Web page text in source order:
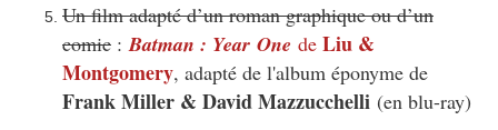
Un film adapté d’un roman graphique ou d’un
comic :Batman : Year One de Liu &
Montgomery, adapté de l'album éponyme de
Frank Miller & David Mazzucchelli (en blu-ray)